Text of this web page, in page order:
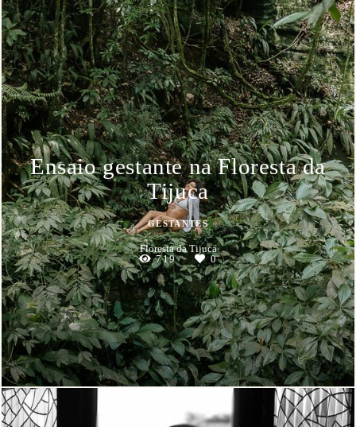
Ensaio gestante na Floresta da
Tijuca
GESTANTES
Floresta da Tijuca
719
0